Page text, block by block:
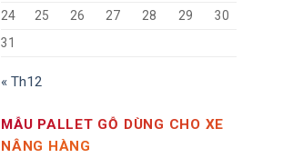
24
25 26 27 28 29
30
31
« Th12
MẪU PALLET GỖ DÙNG CHO XE
NÂNG HÀNG